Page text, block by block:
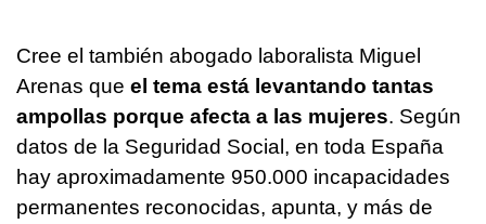
Cree el también abogado laboralista Miguel
Arenas que el tema está levantando tantas
ampollas porque afecta a las mujeres. Según
datos de la Seguridad Social, en toda España
hay aproximadamente 950.000 incapacidades
permanentes reconocidas, apunta, y más de